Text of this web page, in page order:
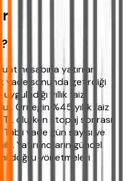
hesabına yatırılan
vade sonunda getirdiği
yıllık faiz
Örneğin %45 yıllık faiz
TL olurken stopaj sonrası
vade gün sayısı ve
Yatırımcıların güncel
doğru yönetmeleri